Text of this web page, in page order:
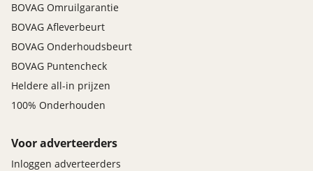
BOVAG Omruilgarantie
BOVAG Afleverbeurt
BOVAG Onderhoudsbeurt
BOVAG Puntencheck
Heldere all-in prijzen
100% Onderhouden
Voor adverteerders
Inloggen adverteerders